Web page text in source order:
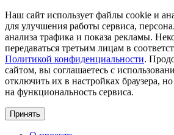
Наш сайт использует файлы cookie и
для улучшения работы сервиса,
анализа трафика и показа рекламы.
передаваться третьим лицам в
Политикой конфиденциальности.
сайтом, вы соглашаетесь с
отключить их в настройках браузера,
на функциональность сервиса.
Принять